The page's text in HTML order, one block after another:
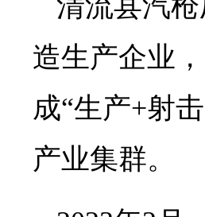
清流县汽
造生产企业
成“生产+射
产业集群。